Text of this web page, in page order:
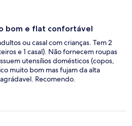
bom e flat confortável
ou casal com crianças. Tem 2
e 1 casal). Não fornecem roupas
utensílios domésticos (copos,
muito bom mas fujam da alta
Recomendo.